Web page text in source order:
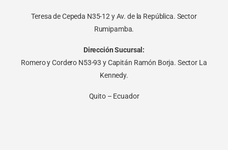
Teresa de Cepeda N35-12 y Av. de la República. Sector
Rumipamba.
Dirección Sucursal:
Romero y Cordero N53-93 y Capitán Ramón Borja. Sector La
Kennedy.
Quito – Ecuador